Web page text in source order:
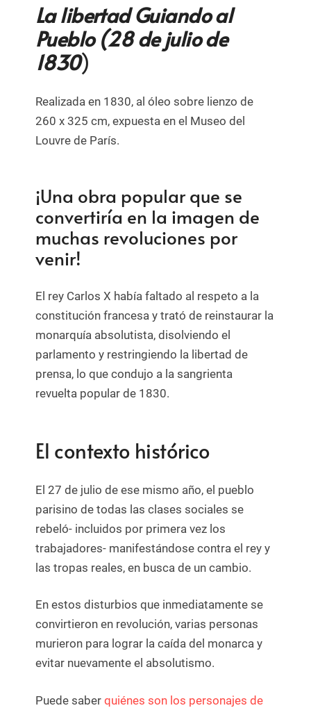
La libertad Guiando al
Pueblo (28 de julio de
1830)
Realizada en 1830, al óleo sobre lienzo de
260 x 325 cm, expuesta en el Museo del
Louvre de París.
¡Una obra popular que se
convertiría en la imagen de
muchas revoluciones por
venir!
El rey Carlos X había faltado al respeto a la
constitución francesa y trató de reinstaurar la
monarquía absolutista, disolviendo el
parlamento y restringiendo la libertad de
prensa, lo que condujo a la sangrienta
revuelta popular de 1830.
El contexto histórico
El 27 de julio de ese mismo año, el pueblo
parisino de todas las clases sociales se
rebeló- incluidos por primera vez los
trabajadores- manifestándose contra el rey y
las tropas reales, en busca de un cambio.
En estos disturbios que inmediatamente se
convirtieron en revolución, varias personas
murieron para lograr la caída del monarca y
evitar nuevamente el absolutismo.
Puede saber quiénes son los personajes de